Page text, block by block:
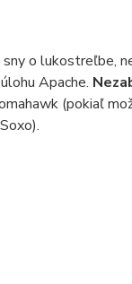
o lukostreľbe,
Apache.
(pokiaľ